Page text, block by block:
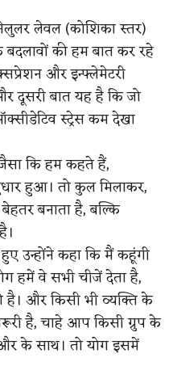
लेवल (कोशिका स्तर)
की हम बात कर रहे
और इन्फ्लेमेटरी
दूसरी बात यह है कि जो
स्ट्रेस कम देखा
कि हम कहते हैं,
हुआ। तो कुल मिलाकर,
बनाता है, बल्कि
उन्होंने कहा कि मैं कहूंगी
हमें वे सभी चीजें देता है,
है। और किसी भी व्यक्ति के
है, चाहे आप किसी ग्रुप के
और के साथ। तो योग इसमें